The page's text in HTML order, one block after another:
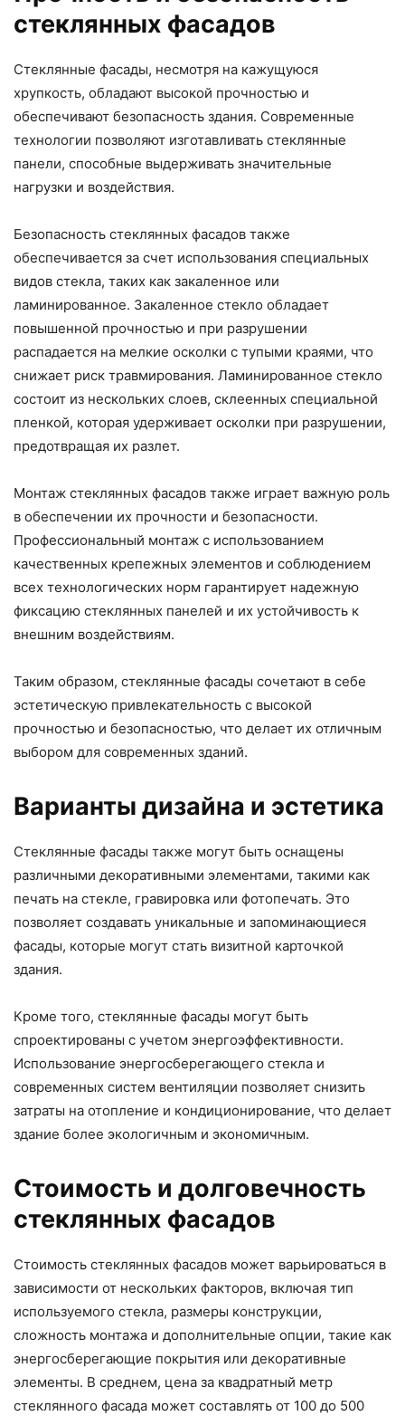
стеклянных фасадов
Стеклянные фасады, несмотря на кажущуюся
хрупкость, обладают высокой прочностью и
обеспечивают безопасность здания. Современные
технологии позволяют изготавливать стеклянные
панели, способные выдерживать значительные
нагрузки и воздействия.
Безопасность стеклянных фасадов также
обеспечивается за счет использования специальных
видов стекла, таких как закаленное или
ламинированное. Закаленное стекло обладает
повышенной прочностью и при разрушении
распадается на мелкие осколки с тупыми краями, что
снижает риск травмирования. Ламинированное стекло
состоит из нескольких слоев, склеенных специальной
пленкой, которая удерживает осколки при разрушении,
предотвращая их разлет.
Монтаж стеклянных фасадов также играет важную роль
в обеспечении их прочности и безопасности.
Профессиональный монтаж с использованием
качественных крепежных элементов и соблюдением
всех технологических норм гарантирует надежную
фиксацию стеклянных панелей и их устойчивость к
внешним воздействиям.
Таким образом, стеклянные фасады сочетают в себе
эстетическую привлекательность с высокой
прочностью и безопасностью, что делает их отличным
выбором для современных зданий.
Варианты дизайна и эстетика
Стеклянные фасады также могут быть оснащены
различными декоративными элементами, такими как
печать на стекле, гравировка или фотопечать. Это
позволяет создавать уникальные и запоминающиеся
фасады, которые могут стать визитной карточкой
здания.
Кроме того, стеклянные фасады могут быть
спроектированы с учетом энергоэффективности.
Использование энергосберегающего стекла и
современных систем вентиляции позволяет снизить
затраты на отопление и кондиционирование, что делает
здание более экологичным и экономичным.
Стоимость и долговечность
стеклянных фасадов
Стоимость стеклянных фасадов может варьироваться в
зависимости от нескольких факторов, включая тип
используемого стекла, размеры конструкции,
сложность монтажа и дополнительные опции, такие как
энергосберегающие покрытия или декоративные
элементы. В среднем, цена за квадратный метр
стеклянного фасада может составлять от 100 до 500